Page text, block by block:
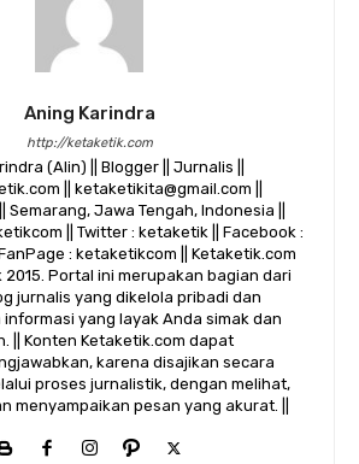
Aning Karindra
http://ketaketik.com
(Alin) || Blogger || Jurnalis ||
|| ketaketikita@gmail.com ||
Semarang, Jawa Tengah, Indonesia ||
|| Twitter : ketaketik || Facebook :
: ketaketikcom || Ketaketik.com
Portal ini merupakan bagian dari
jurnalis yang dikelola pribadi dan
yang layak Anda simak dan
|| Konten Ketaketik.com dapat
karena disajikan secara
proses jurnalistik, dengan melihat,
menyampaikan pesan yang akurat. ||